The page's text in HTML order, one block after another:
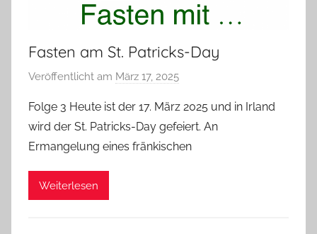
Fasten am St. Patricks-Day
Veröffentlicht am März 17, 2025
n
b
i
Folge 3 Heute ist der 17. März 2025 und in Irland
wird der St. Patricks-Day gefeiert. An
Ermangelung eines fränkischen
Weiterlesen